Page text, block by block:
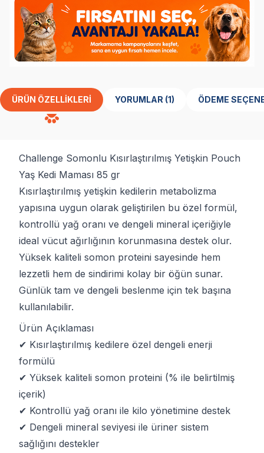
ÜRÜN ÖZELLIKLERI YORUMLAR (1) ÖDEME
Challenge Somonlu Kısırlaştırılmış Yetişkin Pouch
Yaş Kedi Maması 85 gr
Kısırlaştırılmış yetişkin kedilerin metabolizma
yapısına uygun olarak geliştirilen bu özel formül,
kontrollü yağ oranı ve dengeli mineral içeriğiyle
ideal vücut ağırlığının korunmasına destek olur.
Yüksek kaliteli somon proteini sayesinde hem
lezzetli hem de sindirimi kolay bir öğün sunar.
Günlük tam ve dengeli beslenme için tek başına
kullanılabilir.
Ürün Açıklaması
✔ Kısırlaştırılmış kedilere özel dengeli enerji
formülü
✔ Yüksek kaliteli somon proteini (% ile belirtilmiş
içerik)
✔ Kontrollü yağ oranı ile kilo yönetimine destek
✔ Dengeli mineral seviyesi ile üriner sistem
sağlığını destekler